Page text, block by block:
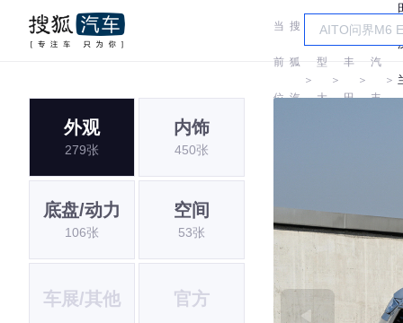
当
前
位
搜
狐
汽
＞
车
型
大
＞
丰
田
＞
广
汽
丰
＞
外观
279张
内饰
450张
底盘/动力
106张
空间
53张
车展/其他 官方